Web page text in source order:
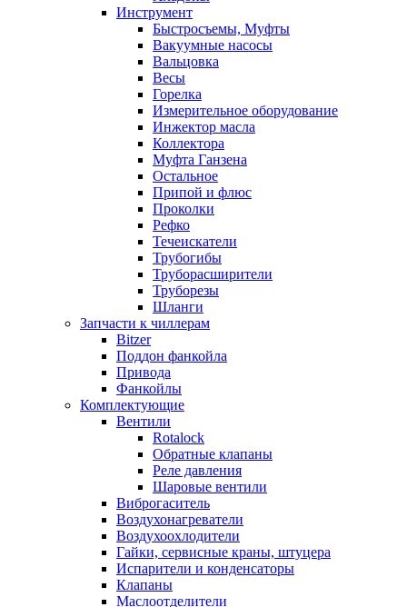
Инструмент
Быстросъемы, Муфты
Вакуумные насосы
Вальцовка
Весы
Горелка
Измерительное оборудование
Инжектор масла
Коллектора
Муфта Ганзена
Остальное
Припой и флюс
Проколки
Рефко
Течеискатели
Трубогибы
Труборасширители
Труборезы
Шланги
Запчасти к чиллерам
Bitzer
Поддон фанкойла
Привода
Фанкойлы
Комплектующие
Вентили
Rotalock
Обратные клапаны
Реле давления
Шаровые вентили
Виброгаситель
Воздухонагреватели
Воздухоохлодители
Гайки, сервисные краны, штуцера
Испарители и конденсаторы
Клапаны
Маслоотделители